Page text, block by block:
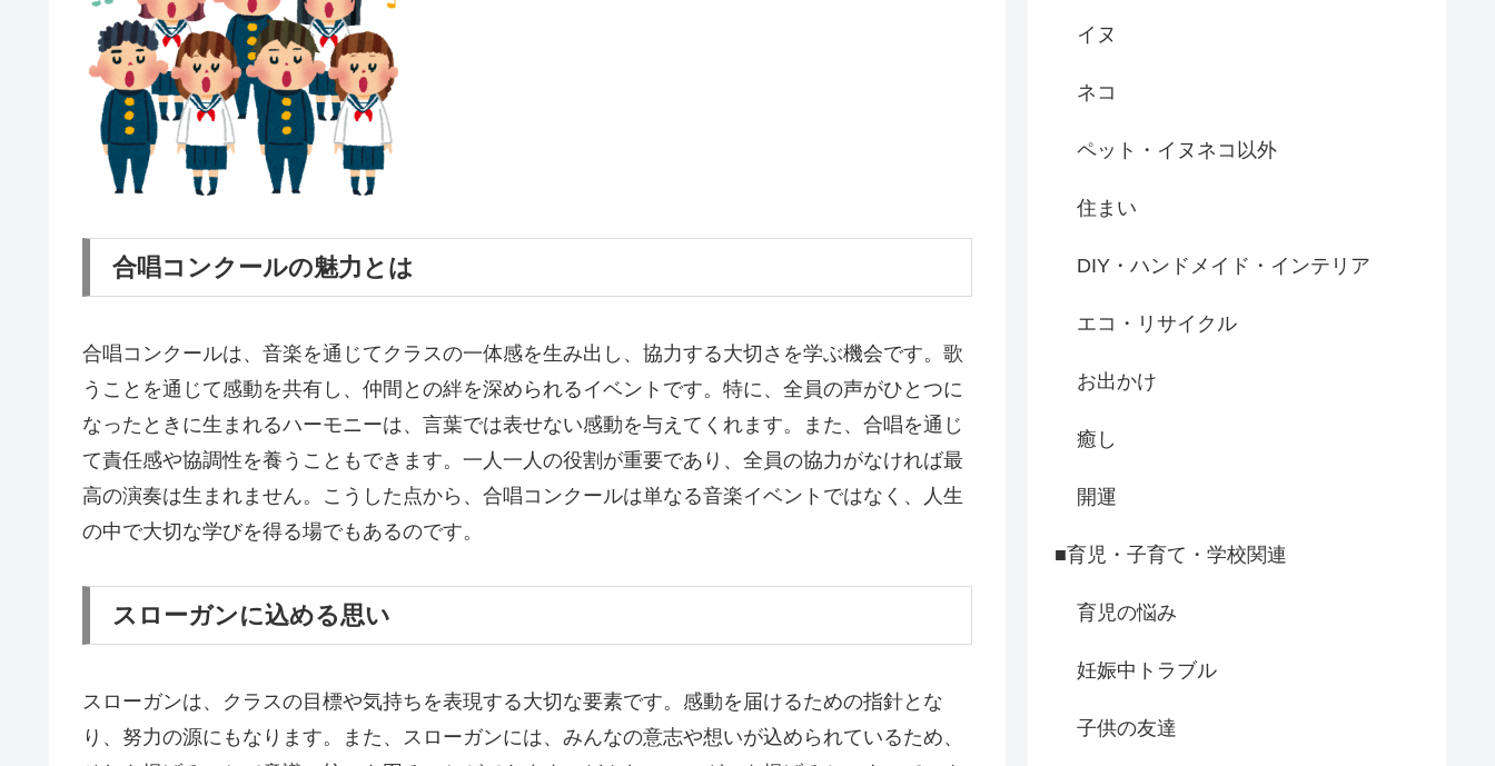
合唱コンクールの魅力とは
合唱コンクールは、音楽を通じてクラスの一体感を生み出し、協力する大切さを学ぶ機会です。歌
うことを通じて感動を共有し、仲間との絆を深められるイベントです。特に、全員の声がひとつに
なったときに生まれるハーモニーは、言葉では表せない感動を与えてくれます。また、合唱を通じ
て責任感や協調性を養うこともできます。一人一人の役割が重要であり、全員の協力がなければ最
高の演奏は生まれません。こうした点から、合唱コンクールは単なる音楽イベントではなく、人生
の中で大切な学びを得る場でもあるのです。
スローガンに込める思い
スローガンは、クラスの目標や気持ちを表現する大切な要素です。感動を届けるための指針とな
り、努力の源にもなります。また、スローガンには、みんなの意志や想いが込められているため、
イヌ
ネコ
ペット・イヌネコ以外
住まい
DIY・ハンドメイド・インテリア
エコ・リサイクル
お出かけ
癒し
開運
■育児・子育て・学校関連
育児の悩み
妊娠中トラブル
子供の友達